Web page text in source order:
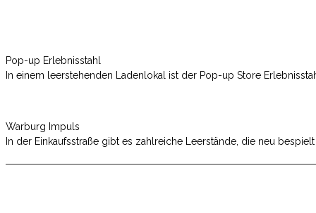
Pop-up Erlebnisstahl
In einem leerstehenden Ladenlokal ist der Pop-up Store
Warburg Impuls
In der Einkaufsstraße gibt es zahlreiche Leerstände, die neu